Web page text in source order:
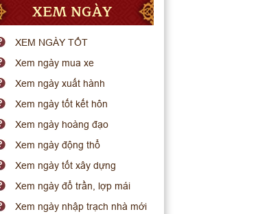
XEM NGÀY
XEM NGÀY TỐT
Xem ngày mua xe
Xem ngày xuất hành
Xem ngày tốt kết hôn
Xem ngày hoàng đạo
Xem ngày động thổ
Xem ngày tốt xây dựng
Xem ngày đổ trần, lợp mái
Xem ngày nhập trạch nhà mới